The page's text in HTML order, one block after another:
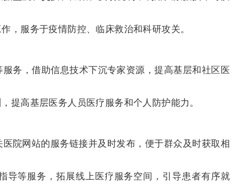
，服务于疫情防控、临床救治和科研攻关。
务，借助信息技术下沉专家资源，提高基层和社区医
提高基层医务人员医疗服务和个人防护能力。
院网站的服务链接并及时发布，便于群众及时获取相
导等服务，拓展线上医疗服务空间，引导患者有序就